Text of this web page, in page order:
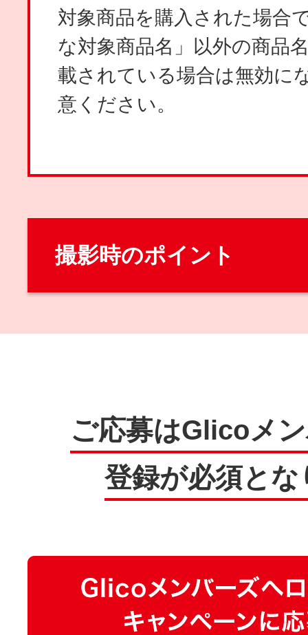
対象商品を購入された場合
な対象商品名」以外の商品
載されている場合は無効に
意ください。
撮影時のポイント
ご応募はGlicoメ
登録が必須とな